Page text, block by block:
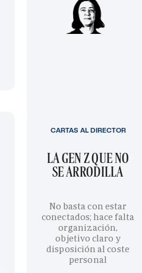
LA GEN Z QUE NO
SE ARRODILLA
No basta con estar
conectados; hace falta
organización,
objetivo claro y
disposición al coste
personal
CARTAS AL DIRECTOR